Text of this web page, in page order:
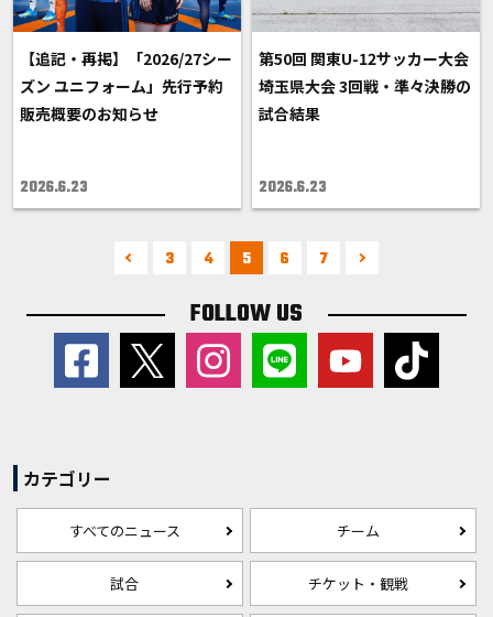
【追記・再掲】「2026/27シー
ズン ユニフォーム」先行予約
販売概要のお知らせ
2026.6.23
第50回 関東U-12サッカー大会
埼玉県大会 3回戦・準々決勝の
試合結果
2026.6.23
3 4 5 6 7
FOLLOW US
カテゴリー
すべてのニュース チーム
試合 チケット・観戦